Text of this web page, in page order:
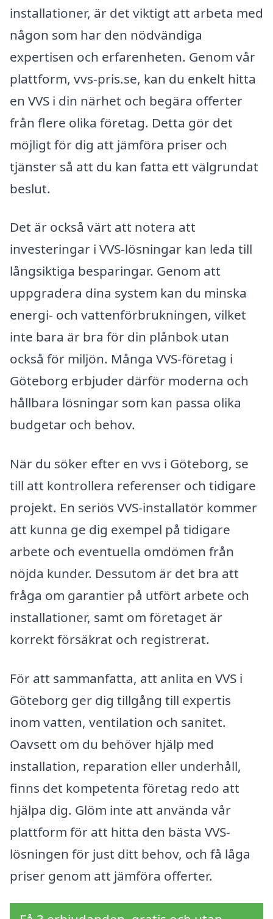
installationer, är det viktigt att arbeta med
någon som har den nödvändiga
expertisen och erfarenheten. Genom vår
plattform, vvs-pris.se, kan du enkelt hitta
en VVS i din närhet och begära offerter
från flere olika företag. Detta gör det
möjligt för dig att jämföra priser och
tjänster så att du kan fatta ett välgrundat
beslut.
Det är också värt att notera att
investeringar i VVS-lösningar kan leda till
långsiktiga besparingar. Genom att
uppgradera dina system kan du minska
energi- och vattenförbrukningen, vilket
inte bara är bra för din plånbok utan
också för miljön. Många VVS-företag i
Göteborg erbjuder därför moderna och
hållbara lösningar som kan passa olika
budgetar och behov.
När du söker efter en vvs i Göteborg, se
till att kontrollera referenser och tidigare
projekt. En seriös VVS-installatör kommer
att kunna ge dig exempel på tidigare
arbete och eventuella omdömen från
nöjda kunder. Dessutom är det bra att
fråga om garantier på utfört arbete och
installationer, samt om företaget är
korrekt försäkrat och registrerat.
För att sammanfatta, att anlita en VVS i
Göteborg ger dig tillgång till expertis
inom vatten, ventilation och sanitet.
Oavsett om du behöver hjälp med
installation, reparation eller underhåll,
finns det kompetenta företag redo att
hjälpa dig. Glöm inte att använda vår
plattform för att hitta den bästa VVS-
lösningen för just ditt behov, och få låga
priser genom att jämföra offerter.